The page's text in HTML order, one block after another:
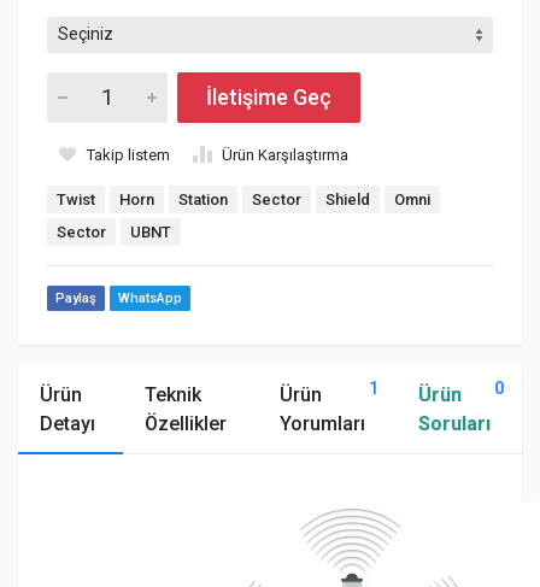
İletişime Geç
Takip listem Ürün Karşılaştırma
Twist Horn Station Sector Shield
Omni
Sector
UBNT
Paylaş WhatsApp
Ürün
Detayı
Teknik
Özellikler
Ürün
Yorumları
1
Ürün
Soruları
0